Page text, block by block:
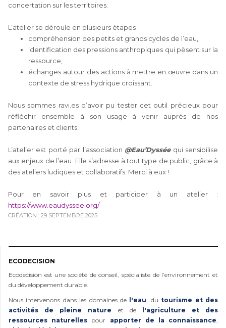
concertation sur les territoires.
L’atelier se déroule en plusieurs étapes :
compréhension des petits et grands cycles de l’eau,
identification des pressions anthropiques qui pèsent sur la
ressource,
échanges autour des actions à mettre en œuvre dans un
contexte de stress hydrique croissant.
Nous sommes ravi.es d’avoir pu tester cet outil précieux pour
réfléchir ensemble à son usage à venir auprès de nos
partenaires et clients.
L’atelier est porté par l’association @Eau’Dysséequi sensibilise
aux enjeux de l’eau. Elle s’adresse à tout type de public, grâce à
des ateliers ludiques et collaboratifs. Merci à eux !
Pour en savoir plus et participer à un atelier :
https://www.eaudyssee.org/
CRÉATION : 29 SEPTEMBRE 2025
ECODECISION
Ecodecision est une société de conseil, spécialiste de l’environnement et
du développement durable.
Nous intervenons dans les domaines de l'eau , du tourisme et des
activités de pleine nature et del'agriculture et des
ressources naturelles pour apporter de la connaissance